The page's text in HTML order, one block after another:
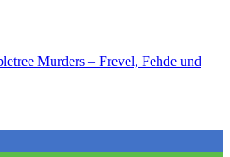
Murders – Frevel, Fehde und